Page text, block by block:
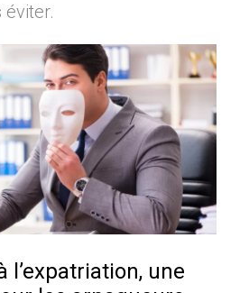
l’expatriation, une